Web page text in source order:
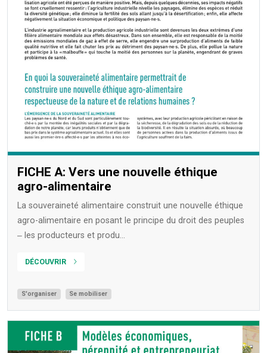
FICHE A: Vers une nouvelle éthique
agro-alimentaire
La souveraineté alimentaire construit une nouvelle éthique
agro-alimentaire en posant le principe du droit des peuples
‒ les producteurs et produ...
DÉCOUVRIR
S'organiser Se mobiliser